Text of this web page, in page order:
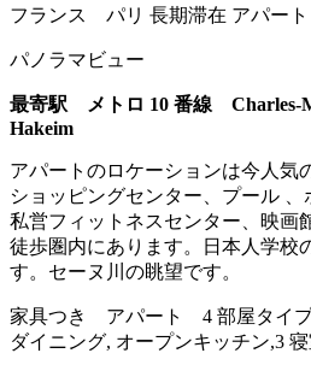
フランス パリ 長期滞在 アパート
パノラマビュー
最寄駅 メトロ 10 番線 Charles-
Hakeim
アパートのロケーションは今人気
ショッピングセンター、プール 、
私営フィットネスセンター、映画
徒歩圏内にあります。日本人学校
す。セーヌ川の眺望です。
家具つき アパート 4 部屋タイプ
ダイニング, オープンキッチン,3 寝